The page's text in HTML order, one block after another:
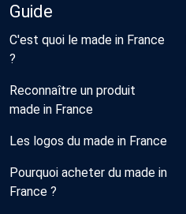
Guide
C'est quoi le made in France
?
Reconnaître un produit
made in France
Les logos du made in France
Pourquoi acheter du made in
France ?